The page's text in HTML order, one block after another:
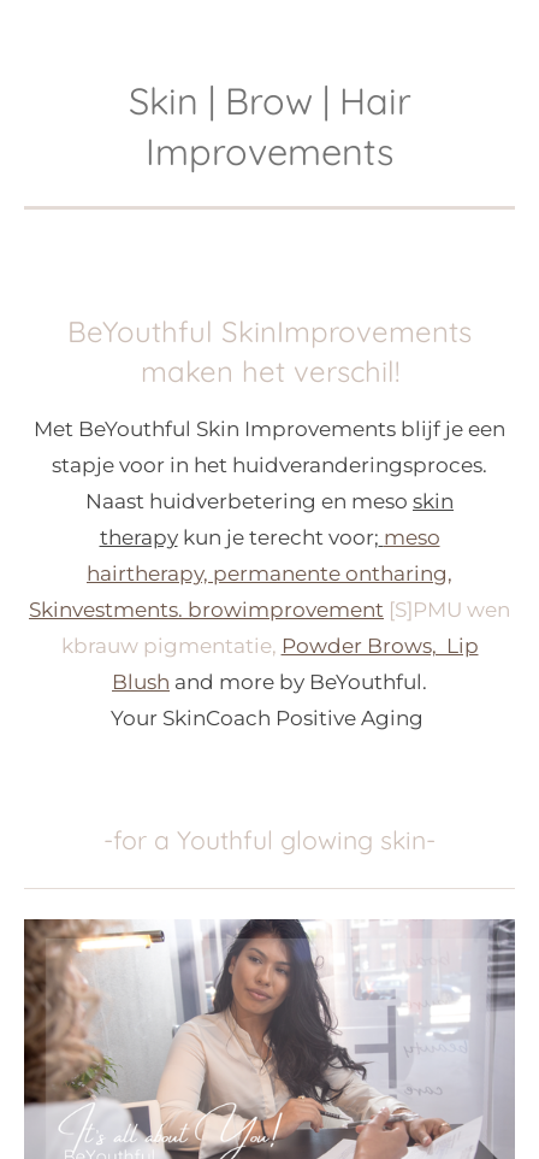
Skin | Brow | Hair
Improvements
BeYouthful SkinImprovements
maken het verschil!
Met BeYouthful Skin Improvements blijf je een
stapje voor in het huidveranderingsproces.
Naast huidverbetering en meso skin
therapykun je terecht voor; meso
hairtherapy, permanente ontharing,
Skinvestments. browimprovement [S]PMU wen
kbrauw pigmentatie, Powder Brows, Lip
Blush and more by BeYouthful.
Your SkinCoach Positive Aging
-for a Youthful glowing skin-